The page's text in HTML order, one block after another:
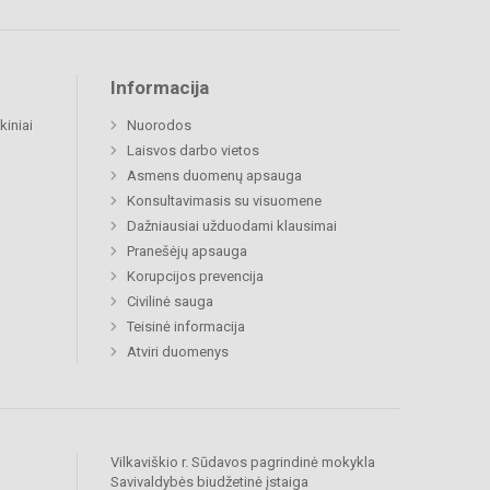
Informacija
Nuorodos
Laisvos darbo vietos
Asmens duomenų apsauga
Konsultavimasis su visuomene
Dažniausiai užduodami klausimai
Pranešėjų apsauga
Korupcijos prevencija
Civilinė sauga
Teisinė informacija
Atviri duomenys
Vilkaviškio r. Sūdavos pagrindinė mokykla
Savivaldybės biudžetinė įstaiga